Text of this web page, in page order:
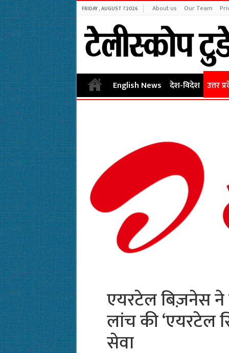
FRIDAY , AUGUST 7 2026 About us Our Team
English News देश-विदेश उत्तर
एयरटेल बिज़नेस ने
लांच की ‘एयरटेल
सेवा